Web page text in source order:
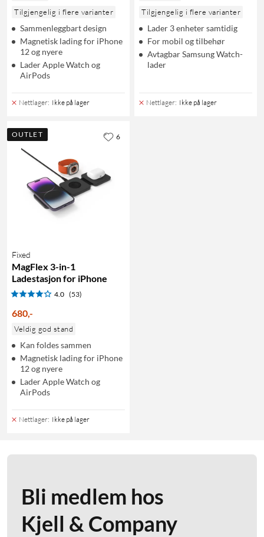
Tilgjengelig i flere varianter
Sammenleggbart design
Magnetisk lading for iPhone
12 og nyere
Lader Apple Watch og
AirPods
Nettlager: Ikke på lager
Tilgjengelig i flere varianter
Lader 3 enheter samtidig
For mobil og tilbehør
Avtagbar Samsung Watch-
lader
Nettlager: Ikke på lager
OUTLET
Fixed
MagFlex 3-in-1
Ladestasjon for iPhone
4.0 (53)
680,-
Veldig god stand
Kan foldes sammen
Magnetisk lading for iPhone
12 og nyere
Lader Apple Watch og
AirPods
Nettlager: Ikke på lager
6
Bli medlem hos
Kjell & Company